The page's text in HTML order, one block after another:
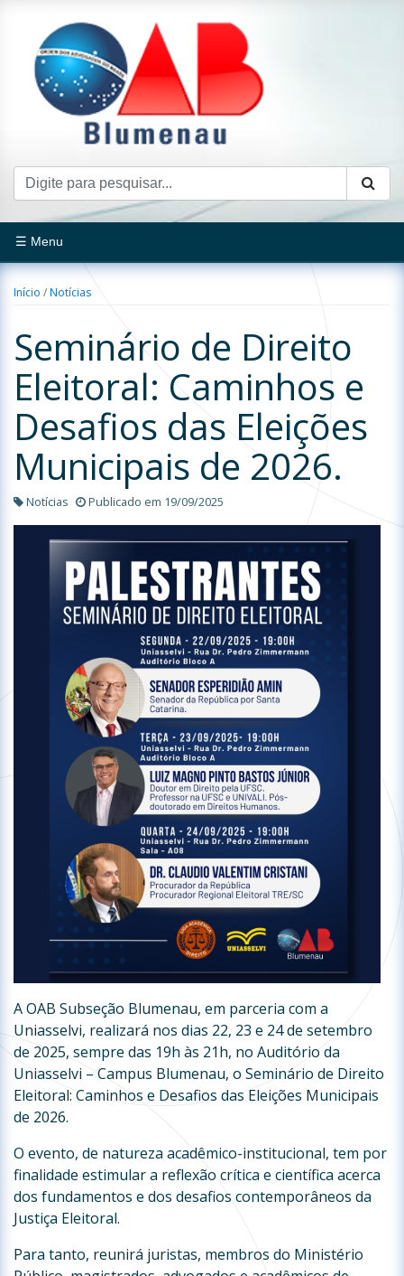
☰ Menu
Início /Notícias
Seminário de Direito
Eleitoral: Caminhos e
Desafios das Eleições
Municipais de 2026.
Notícias Publicado em 19/09/2025
A OAB Subseção Blumenau, em parceria com a
Uniasselvi, realizará nos dias 22, 23 e 24 de setembro
de 2025, sempre das 19h às 21h, no Auditório da
Uniasselvi – Campus Blumenau, o Seminário de Direito
Eleitoral: Caminhos e Desafios das Eleições Municipais
de 2026.
O evento, de natureza acadêmico-institucional, tem por
finalidade estimular a reflexão crítica e científica acerca
dos fundamentos e dos desafios contemporâneos da
Justiça Eleitoral.
Para tanto, reunirá juristas, membros do Ministério